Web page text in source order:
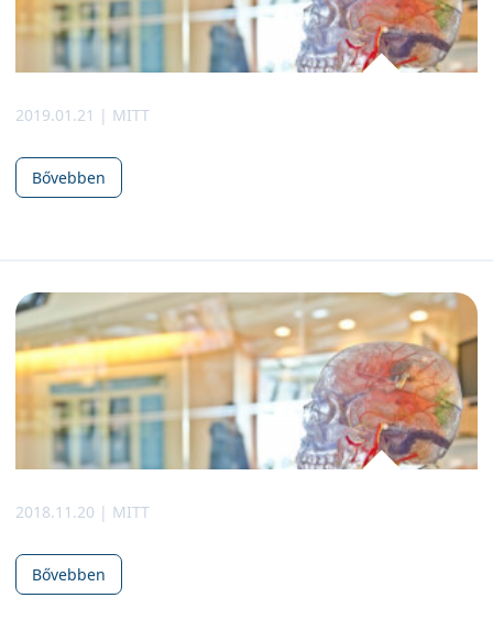
2019.01.21 | MITT
Bővebben
2018.11.20 | MITT
Bővebben